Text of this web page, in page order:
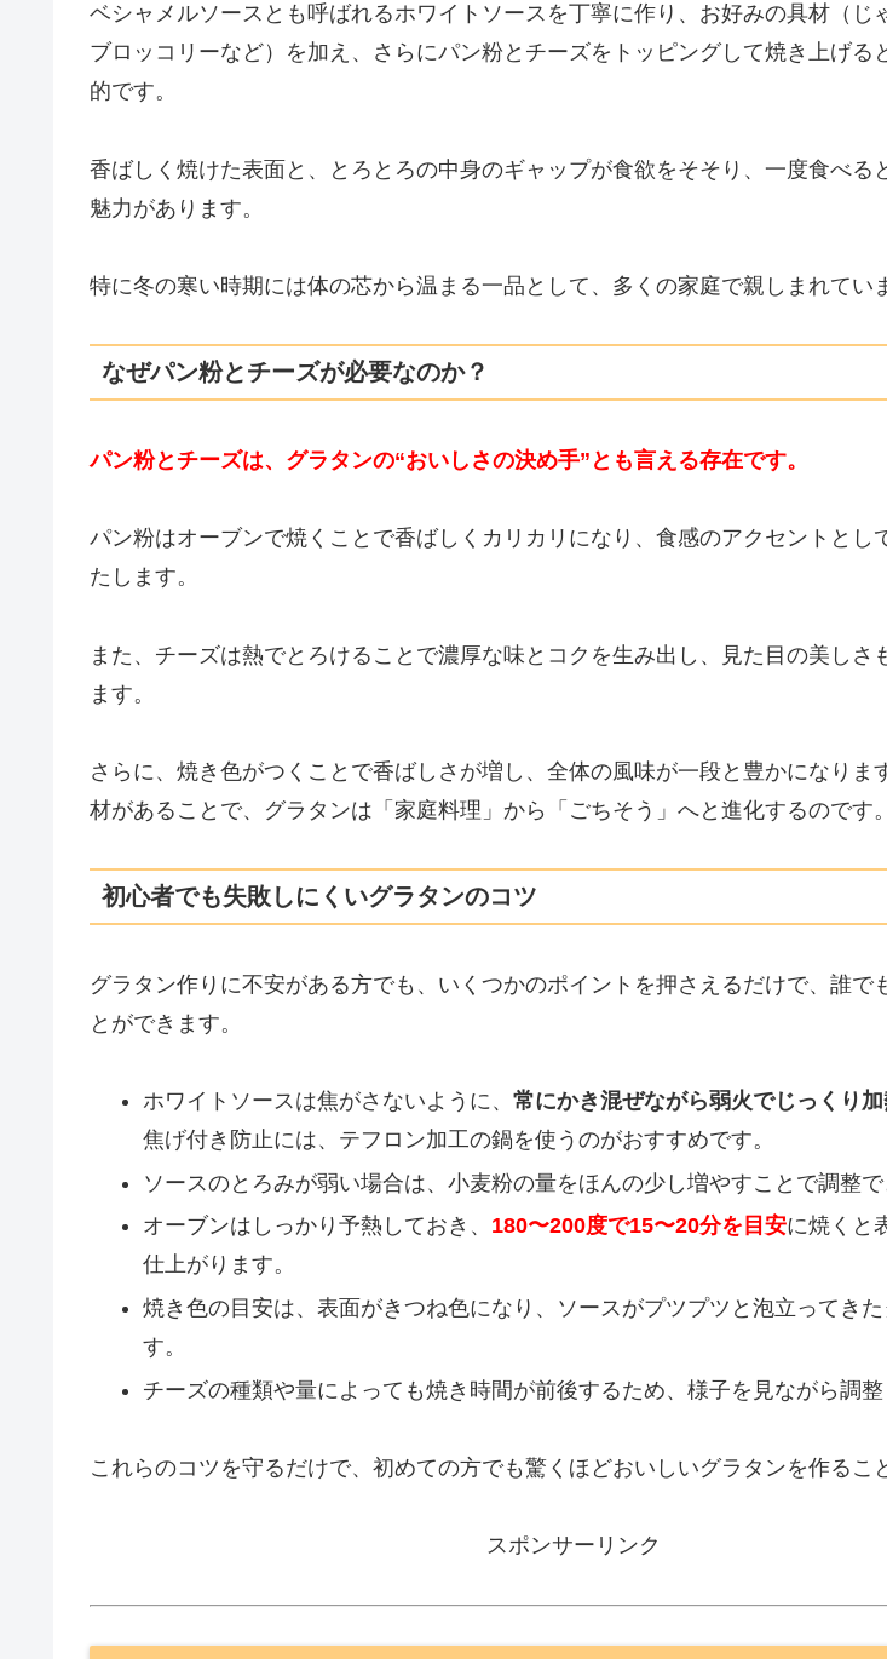
ベシャメルソースとも呼ばれるホワイトソースを丁寧に作り、お好みの具材（じ
ブロッコリーなど）を加え、さらにパン粉とチーズをトッピングして焼き上げる
的です。
香ばしく焼けた表面と、とろとろの中身のギャップが食欲をそそり、一度食べる
魅力があります。
特に冬の寒い時期には体の芯から温まる一品として、多くの家庭で親しまれてい
なぜパン粉とチーズが必要なのか？
パン粉とチーズは、グラタンの“おいしさの決め手”とも言える存在です。
パン粉はオーブンで焼くことで香ばしくカリカリになり、食感のアクセントとし
たします。
また、チーズは熱でとろけることで濃厚な味とコクを生み出し、見た目の美しさ
ます。
さらに、焼き色がつくことで香ばしさが増し、全体の風味が一段と豊かになりま
材があることで、グラタンは「家庭料理」から「ごちそう」へと進化するのです。
初心者でも失敗しにくいグラタンのコツ
グラタン作りに不安がある方でも、いくつかのポイントを押さえるだけで、誰で
とができます。
ホワイトソースは焦がさないように、 常にかき混ぜながら弱火でじっくり加
焦げ付き防止には、テフロン加工の鍋を使うのがおすすめです。
ソースのとろみが弱い場合は、小麦粉の量をほんの少し増やすことで調整で
オーブンはしっかり予熱しておき、 180〜200度で15〜20分を目安に焼くと
仕上がります。
焼き色の目安は、表面がきつね色になり、ソースがプツプツと泡立ってき
す。
チーズの種類や量によっても焼き時間が前後するため、様子を見ながら調整
これらのコツを守るだけで、初めての方でも驚くほどおいしいグラタンを作るこ
スポンサーリンク